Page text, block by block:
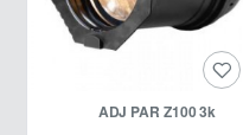
ADJ PAR Z100 3k